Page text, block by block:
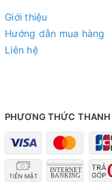
Giới thiệu
Hướng dẫn mua hàng
Liên hệ
PHƯƠNG THỨC THANH